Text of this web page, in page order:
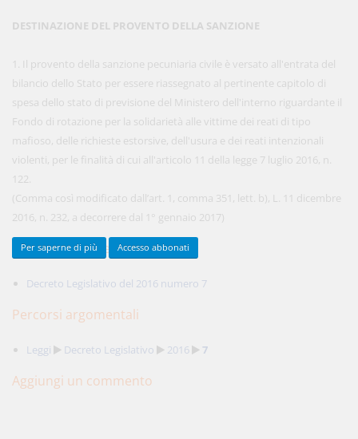
DESTINAZIONE DEL PROVENTO DELLA SANZIONE
1. Il provento della sanzione pecuniaria civile è versato all'entrata del
bilancio dello Stato per essere riassegnato al pertinente capitolo di
spesa dello stato di previsione del Ministero dell'interno riguardante il
Fondo di rotazione per la solidarietà alle vittime dei reati di tipo
mafioso, delle richieste estorsive, dell'usura e dei reati intenzionali
violenti, per le finalità di cui all'articolo 11 della legge 7 luglio 2016, n.
122.
(Comma così modificato dall’art. 1, comma 351, lett. b), L. 11 dicembre
2016, n. 232, a decorrere dal 1° gennaio 2017)
Documenti collegati
Decreto Legislativo del 2016 numero 7
Percorsi argomentali
Leggi Decreto Legislativo 2016 7
Aggiungi un commento
450,00 € ANNUALI
risparmi il 21%!
Acquista ora
Acquista ora
Per saperne di più Accesso abbonati